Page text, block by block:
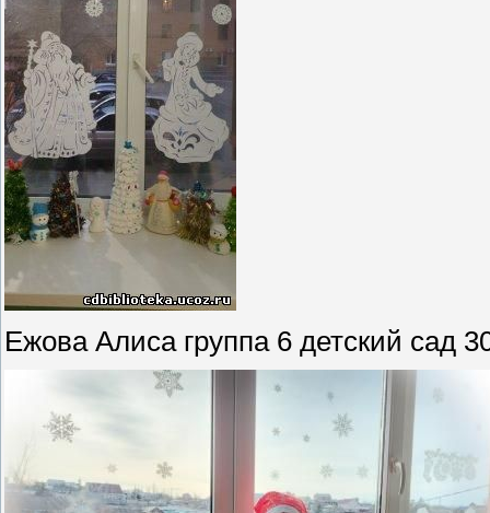
Ежова Алиса группа 6 детский сад